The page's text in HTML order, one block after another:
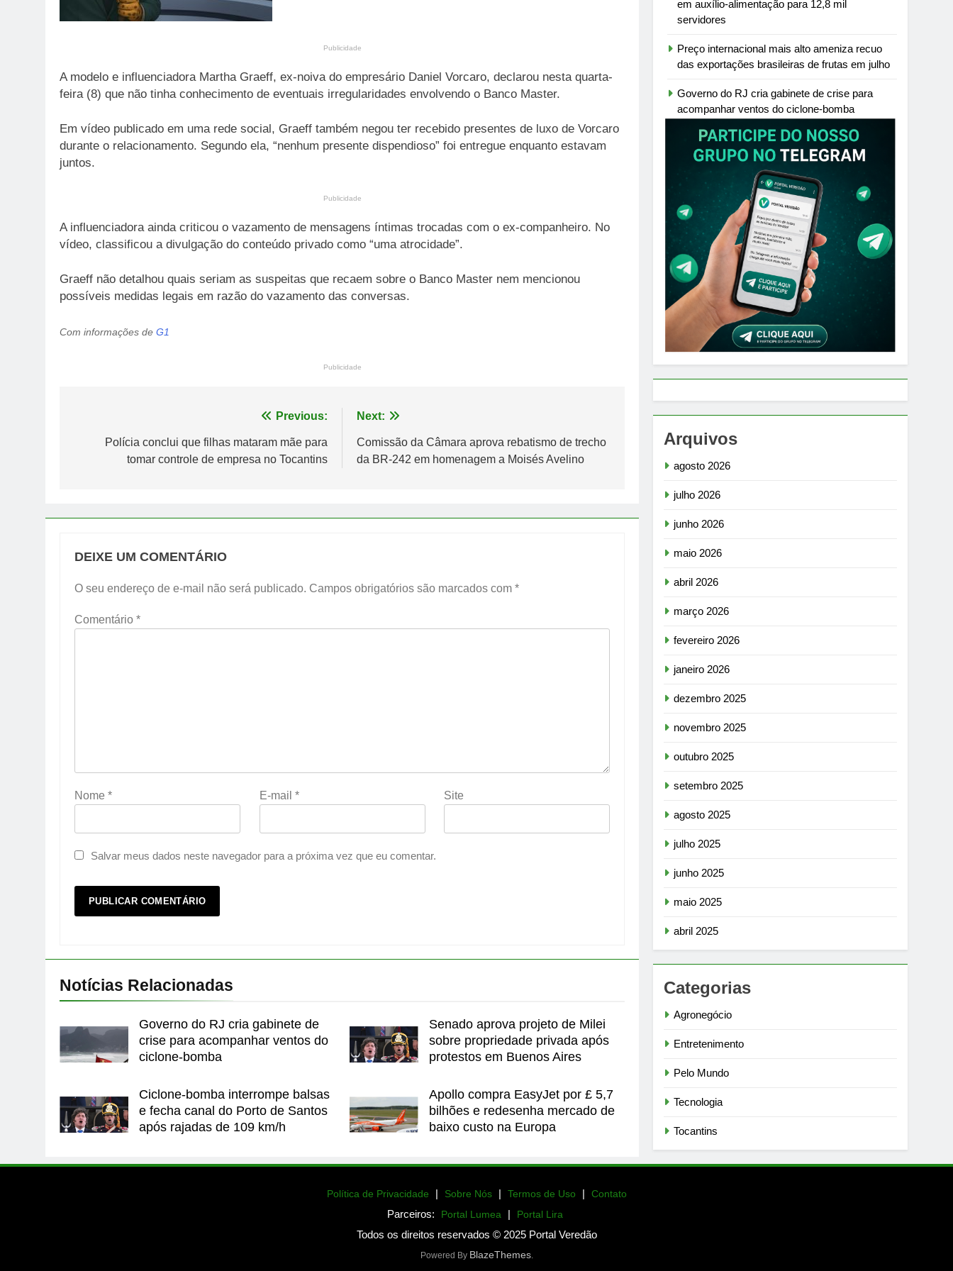
Publicidade
A modelo e influenciadora Martha Graeff, ex-noiva do empresário Daniel Vorcaro, declarou nesta quarta-
feira (8) que não tinha conhecimento de eventuais irregularidades envolvendo o Banco Master.
Em vídeo publicado em uma rede social, Graeff também negou ter recebido presentes de luxo de Vorcaro
durante o relacionamento. Segundo ela, “nenhum presente dispendioso” foi entregue enquanto estavam
juntos.
Publicidade
A influenciadora ainda criticou o vazamento de mensagens íntimas trocadas com o ex-companheiro. No
vídeo, classificou a divulgação do conteúdo privado como “uma atrocidade”.
Graeff não detalhou quais seriam as suspeitas que recaem sobre o Banco Master nem mencionou
possíveis medidas legais em razão do vazamento das conversas.
Com informações de G1
Publicidade
Previous:
Polícia conclui que filhas mataram mãe para
tomar controle de empresa no Tocantins
Next:
Comissão da Câmara aprova rebatismo de trecho
da BR-242 em homenagem a Moisés Avelino
DEIXE UM COMENTÁRIO
O seu endereço de e-mail não será publicado. Campos obrigatórios são marcados com *
Comentário *
Nome * E-mail * Site
Salvar meus dados neste navegador para a próxima vez que eu comentar.
Notícias Relacionadas
Governo do RJ cria gabinete de
crise para acompanhar ventos do
ciclone-bomba
Senado aprova projeto de Milei
sobre propriedade privada após
protestos em Buenos Aires
Ciclone-bomba interrompe balsas
e fecha canal do Porto de Santos
após rajadas de 109 km/h
Apollo compra EasyJet por £ 5,7
bilhões e redesenha mercado de
baixo custo na Europa
em auxílio-alimentação para 12,8 mil
servidores
Preço internacional mais alto ameniza recuo
das exportações brasileiras de frutas em julho
Governo do RJ cria gabinete de crise para
acompanhar ventos do ciclone-bomba
Arquivos
agosto 2026
julho 2026
junho 2026
maio 2026
abril 2026
março 2026
fevereiro 2026
janeiro 2026
dezembro 2025
novembro 2025
outubro 2025
setembro 2025
agosto 2025
julho 2025
junho 2025
maio 2025
abril 2025
Categorias
Agronegócio
Entretenimento
Pelo Mundo
Tecnologia
Tocantins
Política de Privacidade | Sobre Nós | Termos de Uso | Contato
Parceiros: Portal Lumea | Portal Lira
Todos os direitos reservados © 2025 Portal Veredão
Powered By BlazeThemes.